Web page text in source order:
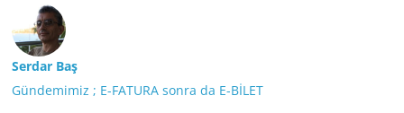
Serdar Baş
Gündemimiz ; E-FATURA sonra da E-BİLET